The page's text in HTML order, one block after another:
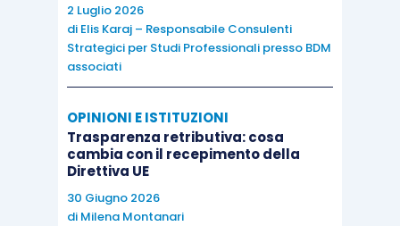
2 Luglio 2026
di Elis Karaj – Responsabile Consulenti
Strategici per Studi Professionali presso BDM
associati
OPINIONI E ISTITUZIONI
Trasparenza retributiva: cosa
cambia con il recepimento della
Direttiva UE
30 Giugno 2026
di Milena Montanari